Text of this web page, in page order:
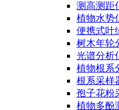
测高测距
植物水势
便携式叶
树木年轮
光谱分析
植物根系
根系采样
孢子花粉
植物多酚